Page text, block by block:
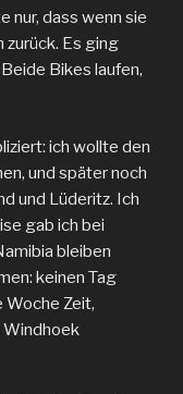
nur, dass wenn sie
zurück. Es ging
Bikes laufen,
ich wollte den
und später noch
und Lüderitz. Ich
gab ich bei
bleiben
keinen Tag
Woche Zeit,
Windhoek